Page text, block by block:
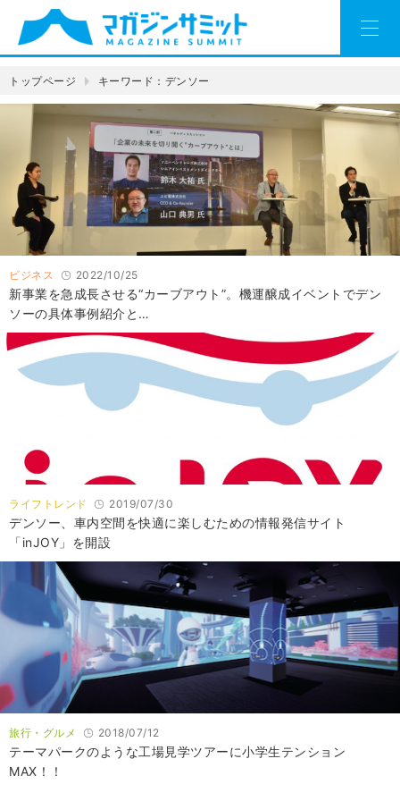
トップページ キーワード：デンソー
ビジネス 2022/10/25
新事業を急成長させる“カーブアウト”。機運醸成イベントでデン
ソーの具体事例紹介と…
ライフトレンド 2019/07/30
デンソー、車内空間を快適に楽しむための情報発信サイト
「inJOY」を開設
旅行・グルメ 2018/07/12
テーマパークのような工場見学ツアーに小学生テンション
MAX！！